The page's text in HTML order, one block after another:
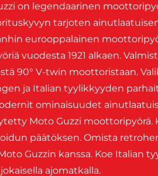
on legendaarinen
tarjoten
eurooppalainen
vuodesta 1921 alkaen.
90° V-twin moottoristaan.
ja Italian tyylikkyyden
ominaisuudet
Moto Guzzi
päätöksen. Omista
Guzzin kanssa. Koe Italian
ajomatkalla.